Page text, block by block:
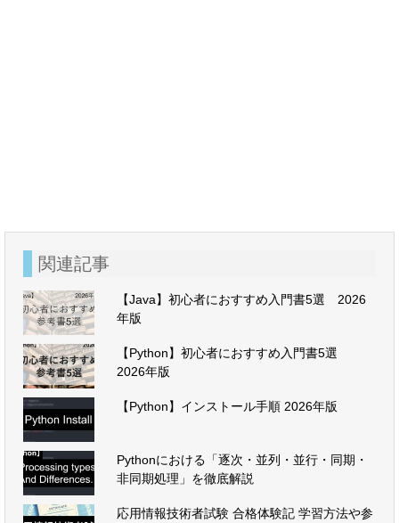
関連記事
【Java】初心者におすすめ入門書5選 2026
年版
【Python】初心者におすすめ入門書5選
2026年版
【Python】インストール手順 2026年版
Pythonにおける「逐次・並列・並行・同期・
非同期処理」を徹底解説
応用情報技術者試験 合格体験記 学習方法や参